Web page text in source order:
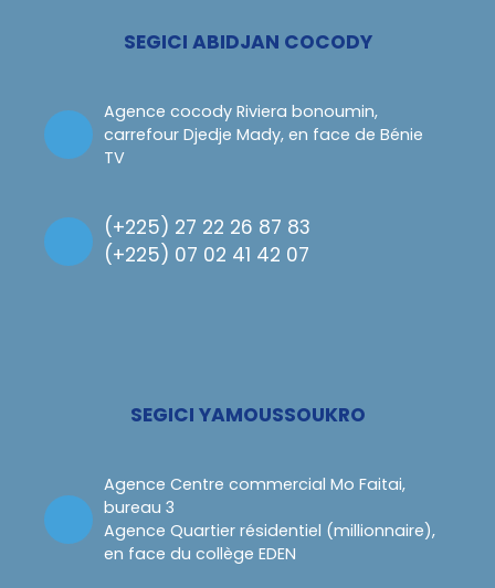
SEGICI ABIDJAN COCODY
Agence cocody Riviera bonoumin,
carrefour Djedje Mady, en face de Bénie
TV
(+225) 27 22 26 87 83
(+225) 07 02 41 42 07
SEGICI YAMOUSSOUKRO
Agence Centre commercial Mo Faitai,
bureau 3
Agence Quartier résidentiel (millionnaire),
en face du collège EDEN